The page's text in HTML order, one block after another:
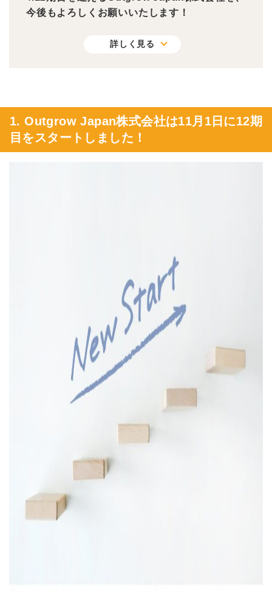
今後もよろしくお願いいたします！
詳しく見る
1. Outgrow Japan株式会社は11月1日に12期
目をスタートしました！